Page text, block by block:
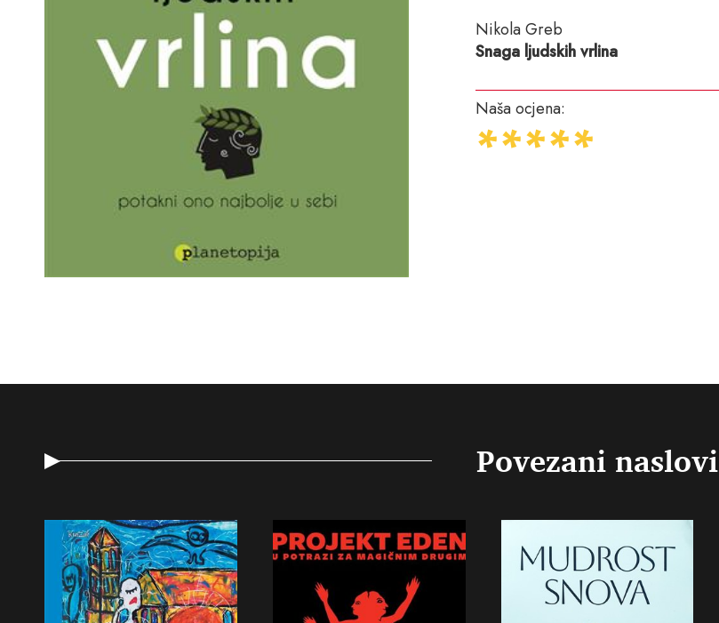
Nikola Greb
Snaga ljudskih vrlina
Naša ocjena:
Povezani naslovi